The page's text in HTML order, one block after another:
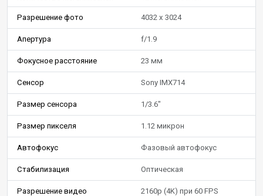
Разрешение фото 4032 x 3024
Апертура f/1.9
Фокусное расстояние 23 мм
Сенсор Sony IMX714
Размер сенсора 1/3.6"
Размер пикселя 1.12 микрон
Автофокус Фазовый автофокус
Стабилизация Оптическая
Разрешение видео 2160p (4K) при 60 FPS